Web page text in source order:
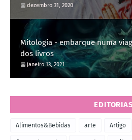
dezembro 31, 2020
Mitologia - embarque numa
dos livros
janeiro 13, 2021
EDITORIAS
Alimentos&Bebidas arte Artigo